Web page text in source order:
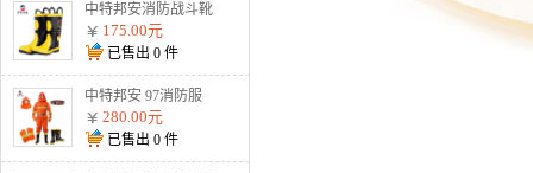
中特邦安消防战斗靴
防护水鞋耐高温防火
扑火抢险救援02式
02款消防靴
175.00元
已售出 0 件
中特邦安 97消防服
全套 防火服五件套
森林战斗防护服 97
消防服五件套纯棉阻
燃款
280.00元
已售出 0 件